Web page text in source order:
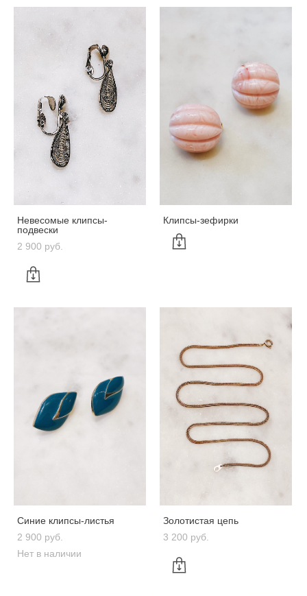
Невесомые клипсы-
подвески
2 900 pуб.
Клипсы-зефирки
Синие клипсы-листья
2 900 pуб.
Нет в наличии
Золотистая цепь
3 200 pуб.